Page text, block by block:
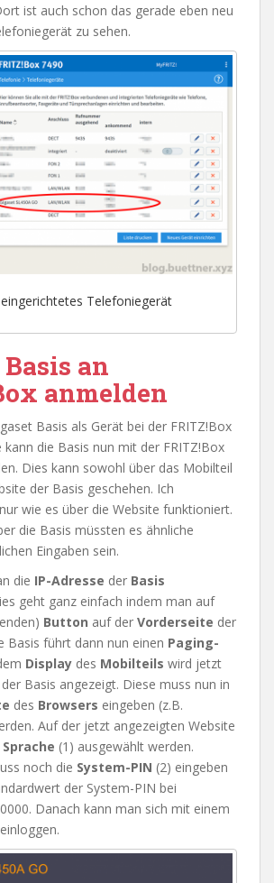
ist auch schon das gerade eben neu
zu sehen.
Telefoniegerät
an
anmelden
Basis als Gerät bei der FRITZ!Box
die Basis nun mit der FRITZ!Box
Dies kann sowohl über das Mobilteil
der Basis geschehen. Ich
wie es über die Website funktioniert.
die Basis müssten es ähnliche
Eingaben sein.
die IP-Adresse der Basis
geht ganz einfach indem man auf
Button auf der Vorderseite der
Basis führt dann nun einen Paging-
Display des Mobilteils wird jetzt
der Basis angezeigt. Diese muss nun in
des Browsers eingeben (z.B.
Auf der jetzt angezeigten Website
Sprache (1) ausgewählt werden.
noch die System-PIN (2) eingeben
der System-PIN bei
Danach kann man sich mit einem